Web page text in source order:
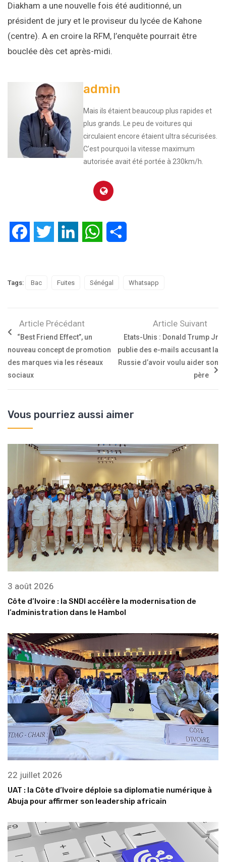
Diakham a une nouvelle fois été auditionné, un
président de jury et le proviseur du lycée de Kahone
(centre). A en croire la RFM, l’enquête pourrait être
bouclée dès cet après-midi.
admin
Mais ils étaient beaucoup plus rapides et
plus grands. Le peu de voitures qui
circulaient encore étaient ultra sécurisées.
C’est pourquoi la vitesse maximum
autorisée avait été portée à 230km/h.
FacebookTwitter LinkedIn WhatsApp
Tags: Bac Fuites Sénégal Whatsapp
Article Précédant
“Best Friend Effect”, un
nouveau concept de promotion
des marques via les réseaux
sociaux
Article Suivant
Etats-Unis : Donald Trump Jr
publie des e-mails accusant la
Russie d’avoir voulu aider son
père
Vous pourriez aussi aimer
3 août 2026
Côte d’Ivoire : la SNDI accélère la modernisation de
l’administration dans le Hambol
22 juillet 2026
UAT : la Côte d’Ivoire déploie sa diplomatie numérique à
Abuja pour affirmer son leadership africain